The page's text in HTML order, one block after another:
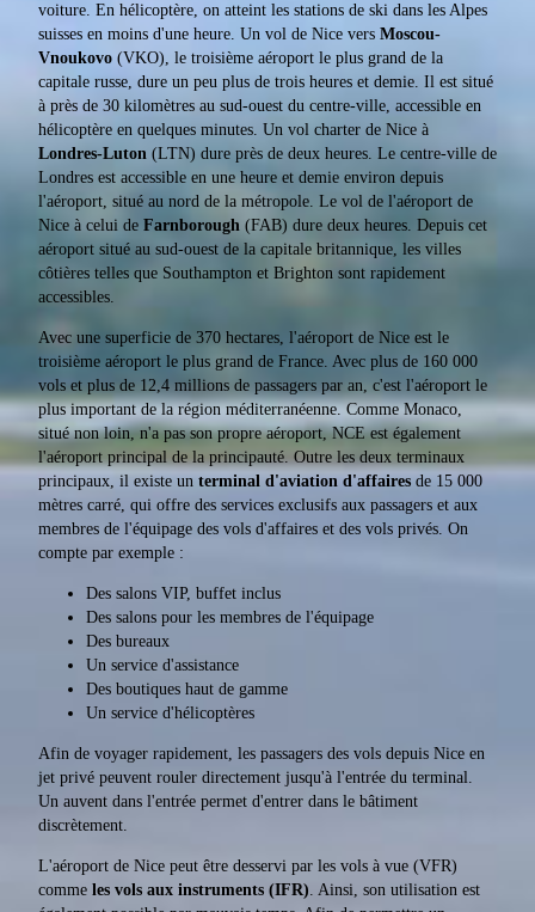
voiture. En hélicoptère, on atteint les stations de ski dans les Alpes
suisses en moins d'une heure. Un vol de Nice vers Moscou-
Vnoukovo (VKO), le troisième aéroport le plus grand de la
capitale russe, dure un peu plus de trois heures et demie. Il est situé
à près de 30 kilomètres au sud-ouest du centre-ville, accessible en
hélicoptère en quelques minutes. Un vol charter de Nice à
Londres-Luton (LTN) dure près de deux heures. Le centre-ville de
Londres est accessible en une heure et demie environ depuis
l'aéroport, situé au nord de la métropole. Le vol de l'aéroport de
Nice à celui de Farnborough (FAB) dure deux heures. Depuis cet
aéroport situé au sud-ouest de la capitale britannique, les villes
côtières telles que Southampton et Brighton sont rapidement
accessibles.
Avec une superficie de 370 hectares, l'aéroport de Nice est le
troisième aéroport le plus grand de France. Avec plus de 160 000
vols et plus de 12,4 millions de passagers par an, c'est l'aéroport le
plus important de la région méditerranéenne. Comme Monaco,
situé non loin, n'a pas son propre aéroport, NCE est également
l'aéroport principal de la principauté. Outre les deux terminaux
principaux, il existe un terminal d'aviation d'affairesde 15 000
mètres carré, qui offre des services exclusifs aux passagers et aux
membres de l'équipage des vols d'affaires et des vols privés. On
compte par exemple :
Des salons VIP, buffet inclus
Des salons pour les membres de l'équipage
Des bureaux
Un service d'assistance
Des boutiques haut de gamme
Un service d'hélicoptères
Afin de voyager rapidement, les passagers des vols depuis Nice en
jet privé peuvent rouler directement jusqu'à l'entrée du terminal.
Un auvent dans l'entrée permet d'entrer dans le bâtiment
discrètement.
L'aéroport de Nice peut être desservi par les vols à vue (VFR)
comme les vols aux instruments (IFR). Ainsi, son utilisation est